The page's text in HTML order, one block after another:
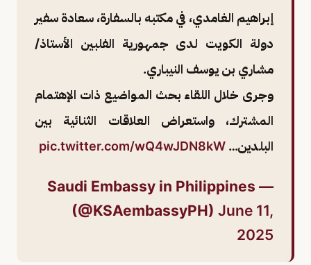
إبراهيم الغامدي، في مكتبه بالسفارة، سعادة سفير
دولة الكويت لدى جمهورية الفلبين الأستاذ/
مشاري بن يوسف النيباري.
وجرى خلال اللقاء بحث المواضيع ذات الإهتمام
المشترك، واستعراض العلاقات الثنائية بين
البلدين… pic.twitter.com/wQ4wJDN8kW
— Saudi Embassy in Philippines
(@KSAembassyPH) June 11,
2025